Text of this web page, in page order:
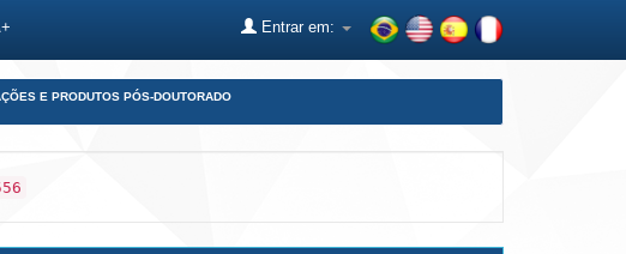
Entrar em:
E PRODUTOS PÓS-DOUTORADO